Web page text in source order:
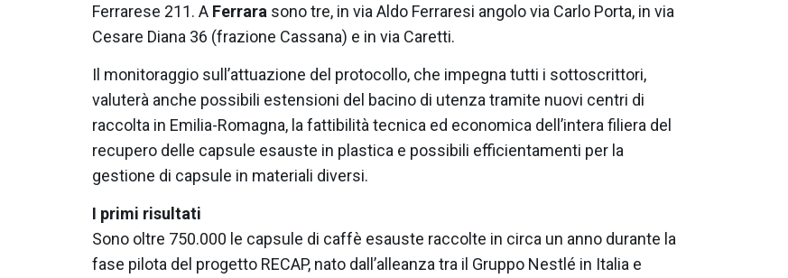
Ferrarese 211. A Ferrara sono tre, in via Aldo Ferraresi angolo via Carlo Porta, in via
Cesare Diana 36 (frazione Cassana) e in via Caretti.
Il monitoraggio sull’attuazione del protocollo, che impegna tutti i sottoscrittori,
valuterà anche possibili estensioni del bacino di utenza tramite nuovi centri di
raccolta in Emilia-Romagna, la fattibilità tecnica ed economica dell’intera filiera del
recupero delle capsule esauste in plastica e possibili efficientamenti per la
gestione di capsule in materiali diversi.
I primi risultati
Sono oltre 750.000 le capsule di caffè esauste raccolte in circa un anno durante la
fase pilota del progetto RECAP, nato dall’alleanza tra il Gruppo Nestlé in Italia e